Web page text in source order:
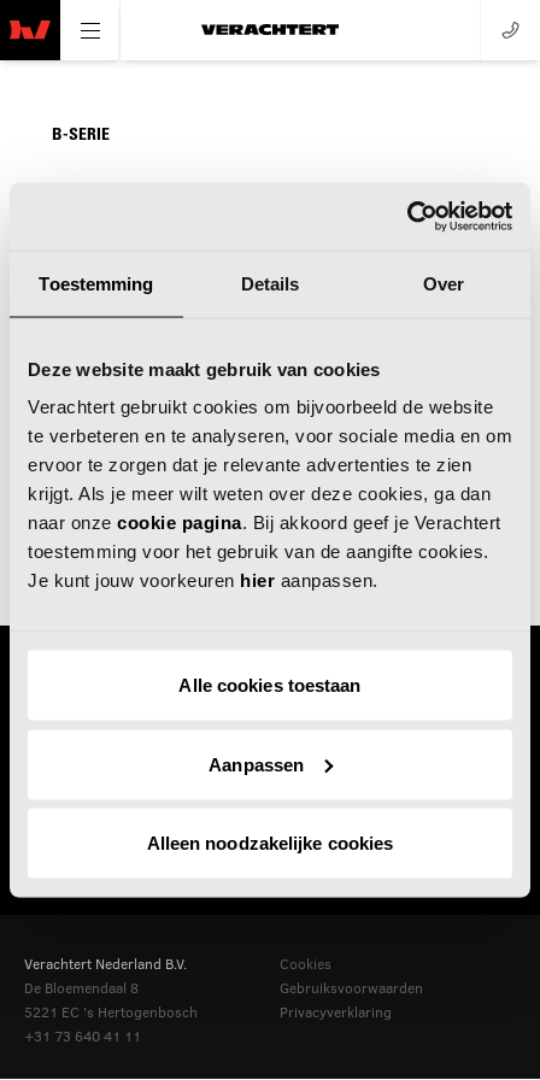
Toestemming Details Over
Deze website maakt gebruik van cookies
Verachtert gebruikt cookies om bijvoorbeeld de website
te verbeteren en te analyseren, voor sociale media en om
ervoor te zorgen dat je relevante advertenties te zien
krijgt. Als je meer wilt weten over deze cookies, ga dan
naar onze cookie pagina. Bij akkoord geef je Verachtert
toestemming voor het gebruik van de aangifte cookies.
Je kunt jouw voorkeuren hier aanpassen.
Alle cookies toestaan
Aanpassen
Alleen noodzakelijke cookies
B-SERIE
TYPE
B1S Verachtert
B4S Verachtert B4S
Verachtert B6S
B8S Verachtert B8S
B9S Verachtert B9S
Geschiedenis Verachtert
AANBOD VOOR
Wielladers
WORKTOOLS
Used
ONS TEAM
Contact
Verachtert Nederland B.V.
De Bloemendaal 8
5221 EC 's Hertogenbosch
+31 73 640 41 11
Cookies
Gebruiksvoorwaarden
Privacyverklaring